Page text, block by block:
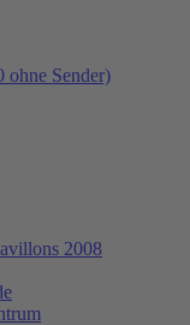
ohne Sender)
2008